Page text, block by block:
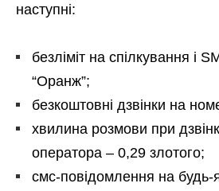
наступні:
безліміт на спілкування і
“Оранж”;
безкоштовні дзвінки на
хвилина розмови при
оператора – 0,29 злотого;
смс-повідомлення на будь-